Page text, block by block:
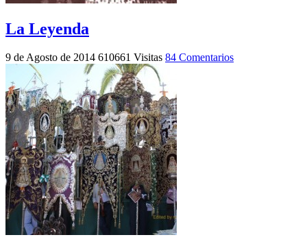
La Leyenda
9 de Agosto de 2014 610661 Visitas 84 Comentarios